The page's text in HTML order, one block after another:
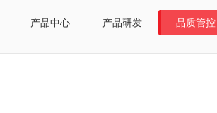
产品中心 产品研发 品质管控